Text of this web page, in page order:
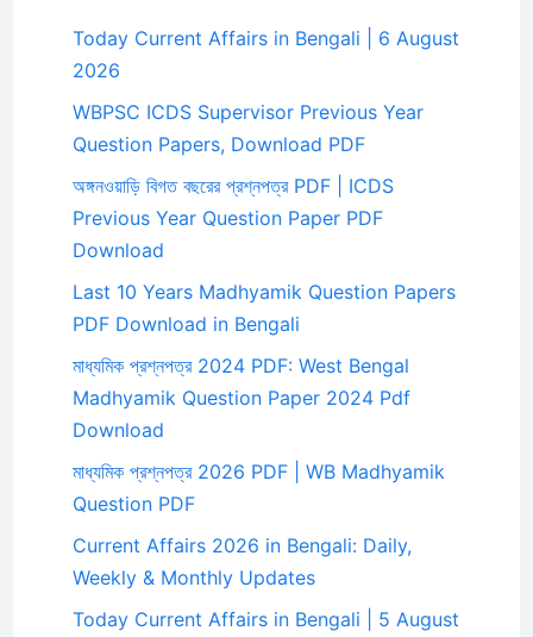
Today Current Affairs in Bengali | 6 August
2026
WBPSC ICDS Supervisor Previous Year
Question Papers, Download PDF
অঙ্গনওয়াড়ি বিগত বছরের প্রশ্নপত্র PDF | ICDS
Previous Year Question Paper PDF
Download
Last 10 Years Madhyamik Question Papers
PDF Download in Bengali
মাধ্যমিক প্রশ্নপত্র 2024 PDF: West Bengal
Madhyamik Question Paper 2024 Pdf
Download
মাধ্যমিক প্রশ্নপত্র 2026 PDF | WB Madhyamik
Question PDF
Current Affairs 2026 in Bengali: Daily,
Weekly & Monthly Updates
Today Current Affairs in Bengali | 5 August